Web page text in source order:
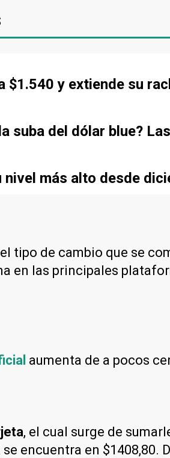
$1.540 y extiende su
suba del dólar blue?
nivel más alto desde
el tipo de cambio que se
en las principales
aumenta de a pocos
, el cual surge de
encuentra en